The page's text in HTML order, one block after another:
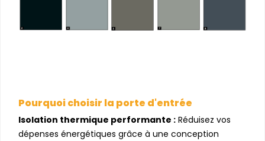
Pourquoi choisir la porte d'entrée
Isolation thermique performante : Réduisez vos
dépenses énergétiques grâce à une conception